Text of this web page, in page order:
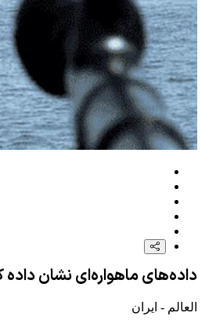
داده‌های ماهواره‌ای نشان
العالم - ایران